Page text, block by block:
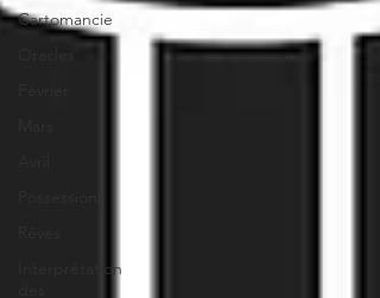
Cartomancie
Interprétation